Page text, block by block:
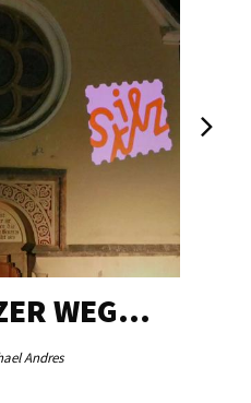
WEG…
Andres